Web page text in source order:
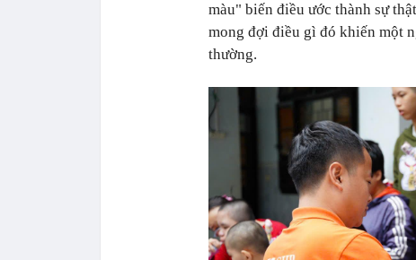
màu" biến điều ước thành sự
mong đợi điều gì đó khiến một
thường.